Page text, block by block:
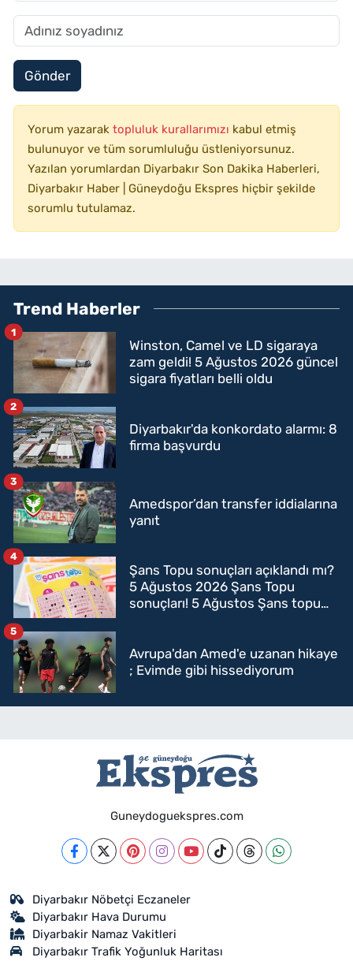
Gönder
Yorum yazarak topluluk kurallarımızı kabul etmiş
bulunuyor ve tüm sorumluluğu üstleniyorsunuz.
Yazılan yorumlardan Diyarbakır Son Dakika Haberleri,
Diyarbakır Haber | Güneydoğu Ekspres hiçbir şekilde
sorumlu tutulamaz.
Trend Haberler
Winston, Camel ve LD sigaraya
zam geldi! 5 Ağustos 2026 güncel
sigara fiyatları belli oldu
1
Diyarbakır'da konkordato alarmı: 8
firma başvurdu
2
Amedspor’dan transfer iddialarına
yanıt
3
Şans Topu sonuçları açıklandı mı?
5 Ağustos 2026 Şans Topu
sonuçları! 5 Ağustos Şans topu
4
Avrupa'dan Amed'e uzanan hikaye
; Evimde gibi hissediyorum
5
Guneydoguekspres.com
Diyarbakır Nöbetçi Eczaneler
Diyarbakır Hava Durumu
Diyarbakir Namaz Vakitleri
Diyarbakır Trafik Yoğunluk Haritası